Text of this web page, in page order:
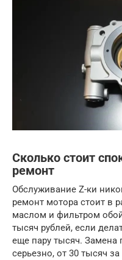
Сколько стоит
ремонт
Обслуживание Z-ки
ремонт мотора стоит в
маслом и фильтром
тысяч рублей, если
еще пару тысяч. Замена
серьезно, от 30 тысяч